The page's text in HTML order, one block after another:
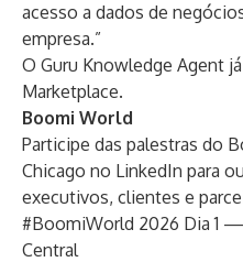
acesso a dados de
empresa.”
O Guru Knowledge Agent
Marketplace.
Boomi World
Participe das palestras do
Chicago no LinkedIn para
executivos, clientes e
#BoomiWorld 2026 Dia 1 —
Central